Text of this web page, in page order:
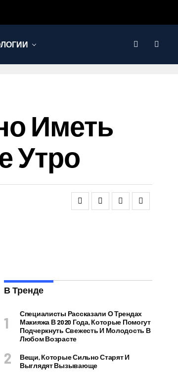
Иметь
Утро
В Тренде
Специалисты Рассказали О Трендах
Макияжа В 2020 Года, Которые Помогут
Подчеркнуть Свежесть И Молодость В
Любом Возрасте
Вещи, Которые Сильно Старят И
Выглядят Вызывающе